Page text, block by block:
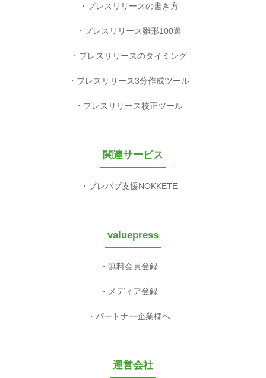
プレスリリースの書き方
プレスリリース雛形100選
プレスリリースのタイミング
プレスリリース3分作成ツール
プレスリリース校正ツール
関連サービス
プレパブ支援NOKKETE
valuepress
無料会員登録
メディア登録
パートナー企業様へ
運営会社